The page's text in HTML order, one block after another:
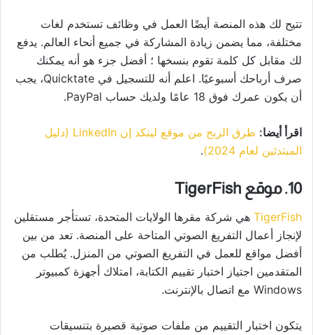
تتيح لك هذه المنصة أيضًا العمل في وظائف تستخدم لغات
مختلفة، مما يضمن زيادة المشاركة في جميع أنحاء العالم. يدفع
لك مقابل كل كلمة تقوم بنسخها ؛ أفضل جزء هو أنه يمكنك
صرف أرباحك أسبوعيًا. اعلم أنه للتسجيل في Quicktate، يجب
أن يكون عمرك فوق 18 عامًا ولديك حساب PayPal.
اقرأ أيضا:
طرق الربح من موقع لينكد إن LinkedIn (دليل
المبتدئين لعام 2024)
.
10. موقع TigerFish
TigerFish هي شركة مقرها الولايات المتحدة، تستأجر مستقلين
لإنجاز أعمال التفريغ الصوتي المتاحة على المنصة. تعد من بين
أفضل مواقع للعمل في التفريغ الصوتي من المنزل. يُطلب من
المتقدمين اجتياز اختبار تقييم الكتابة، امتلاك أجهزة كمبيوتر
Windows مع اتصال بالإنترنت.
يتكون اختبار التقييم من ملفات صوتية قصيرة بتنسيقات